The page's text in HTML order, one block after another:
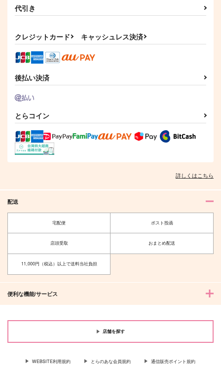
代引き
クレジットカード キャッシュレス決済
後払い決済
とらコイン
詳しくはこちら
配送
宅配便 ポスト投函
店頭受取 おまとめ配送
11,000円（税込）以上で送料当社負担
便利な機能/サービス
店舗を探す
WEBSITE利用規約 とらのあな会員規約 通信販売ポイント規約